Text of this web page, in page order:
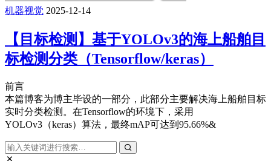
机器视觉 2025-12-14
【目标检测】基于YOLOv3的海上船舶目
标检测分类（Tensorflow/keras）
前言
本篇博客为博主毕设的一部分，此部分主要解决海上船舶目标
实时分类检测。在Tensorflow的环境下，采用
YOLOv3（keras）算法，最终mAP可达到95.66%&